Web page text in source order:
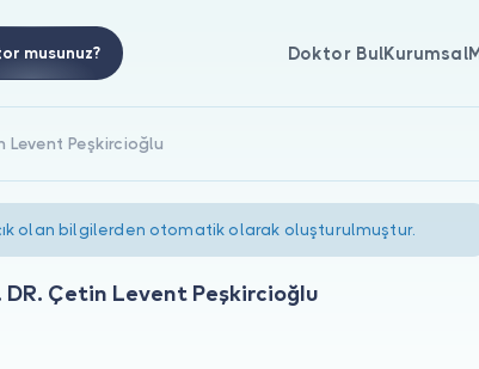
musunuz? Doktor BulKurumsal
Levent Peşkircioğlu
olan bilgilerden otomatik olarak oluşturulmuştur.
DR. Çetin Levent Peşkircioğlu